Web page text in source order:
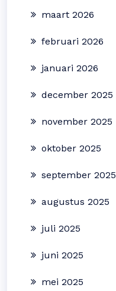
maart 2026
februari 2026
januari 2026
december 2025
november 2025
oktober 2025
september 2025
augustus 2025
juli 2025
juni 2025
mei 2025